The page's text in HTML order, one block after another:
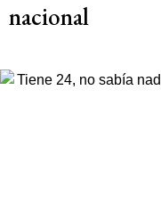
nacional